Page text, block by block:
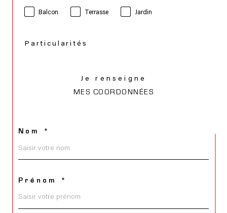
Balcon Terrasse Jardin
Particularités
Je renseigne
MES COORDONNÉES
Nom *
Prénom *